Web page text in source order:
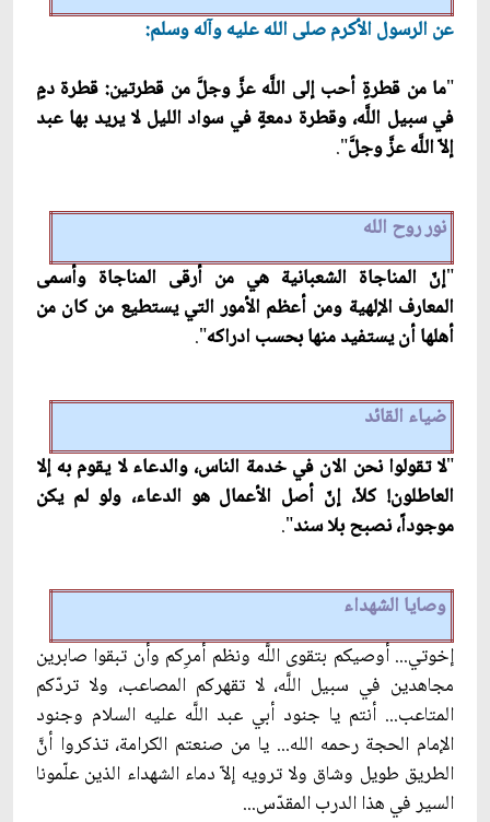
عن الرسول الأكرم صلى الله عليه وآله وسلم:
"ما من قطرةٍ أحب إلى اللَّه عزَّ وجلّ‏َ من قطرتين: قطرة دمٍ
في سبيل اللَّه، وقطرة دمعةٍ في سواد الليل لا يريد بها عبد
إلاّ اللَّه عزَّ وجلّ‏َ".
نور روح الله‏
"إنّ المناجاة الشعبانية هي من أرقى المناجاة وأسمى
المعارف الإلهية ومن أعظم الأمور التي يستطيع من كان من
أهلها أن يستفيد منها بحسب ادراكه".
ضياء القائد
"لا تقولوا نحن الان في خدمة الناس، والدعاء لا يقوم به إلا
العاطلون! كلاّ، إنّ أصل الأعمال هو الدعاء، ولو لم يكن
موجوداً، نصبح بلا سند".
وصايا الشهداء
إخوتي... أوصيكم بتقوى اللَّه ونظم أمرِكم وأن تبقوا صابرين
مجاهدين في سبيل اللَّه، لا تقهركم المصاعب، ولا تردّكم
المتاعب... أنتم يا جنود أبي عبد اللَّه عليه السلام وجنود
الإمام الحجة رحمه الله... يا من صنعتم الكرامة، تذكروا أنّ‏َ
الطريق طويل وشاق ولا ترويه إلاّ دماء الشهداء الذين علّمونا
السير في هذا الدرب المقدّس...